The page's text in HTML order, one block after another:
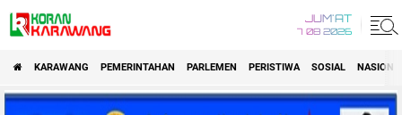
JUM'AT
7 08 2026
KARAWANG PEMERINTAHAN PARLEMEN PERISTIWA SOSIAL